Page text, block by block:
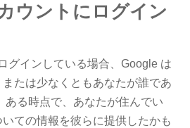
ウントにログイン
グインしている場合、Google は
たは少なくともあなたが誰であ
ある時点で、あなたが住んでい
ての情報を彼らに提供したかも